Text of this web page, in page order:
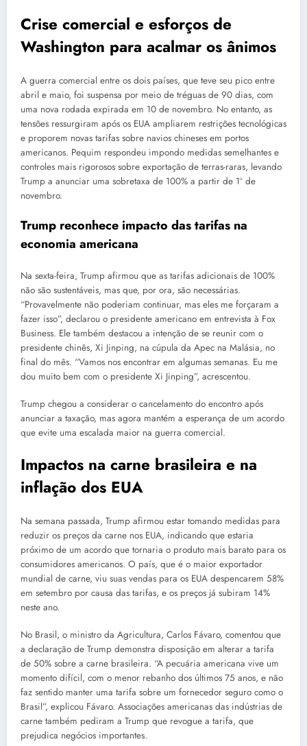
Crise comercial e esforços de
Washington para acalmar os ânimos
A guerra comercial entre os dois países, que teve seu pico entre
abril e maio, foi suspensa por meio de tréguas de 90 dias, com
uma nova rodada expirada em 10 de novembro. No entanto, as
tensões ressurgiram após os EUA ampliarem restrições tecnológicas
e proporem novas tarifas sobre navios chineses em portos
americanos. Pequim respondeu impondo medidas semelhantes e
controles mais rigorosos sobre exportação de terras-raras, levando
Trump a anunciar uma sobretaxa de 100% a partir de 1º de
novembro.
Trump reconhece impacto das tarifas na
economia americana
Na sexta-feira, Trump afirmou que as tarifas adicionais de 100%
não são sustentáveis, mas que, por ora, são necessárias.
“Provavelmente não poderiam continuar, mas eles me forçaram a
fazer isso”, declarou o presidente americano em entrevista à Fox
Business. Ele também destacou a intenção de se reunir com o
presidente chinês, Xi Jinping, na cúpula da Apec na Malásia, no
final do mês. “Vamos nos encontrar em algumas semanas. Eu me
dou muito bem com o presidente Xi Jinping”, acrescentou.
Trump chegou a considerar o cancelamento do encontro após
anunciar a taxação, mas agora mantém a esperança de um acordo
que evite uma escalada maior na guerra comercial.
Impactos na carne brasileira e na
inflação dos EUA
Na semana passada, Trump afirmou estar tomando medidas para
reduzir os preços da carne nos EUA, indicando que estaria
próximo de um acordo que tornaria o produto mais barato para os
consumidores americanos. O país, que é o maior exportador
mundial de carne, viu suas vendas para os EUA despencarem 58%
em setembro por causa das tarifas, e os preços já subiram 14%
neste ano.
No Brasil, o ministro da Agricultura, Carlos Fávaro, comentou que
a declaração de Trump demonstra disposição em alterar a tarifa
de 50% sobre a carne brasileira. “A pecuária americana vive um
momento difícil, com o menor rebanho dos últimos 75 anos, e não
faz sentido manter uma tarifa sobre um fornecedor seguro como o
Brasil”, explicou Fávaro. Associações americanas das indústrias de
carne também pediram a Trump que revogue a tarifa, que
prejudica negócios importantes.